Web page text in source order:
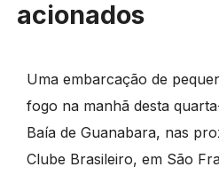
acionados
Uma embarcação de
fogo na manhã desta
Baía de Guanabara, nas
Clube Brasileiro, em São